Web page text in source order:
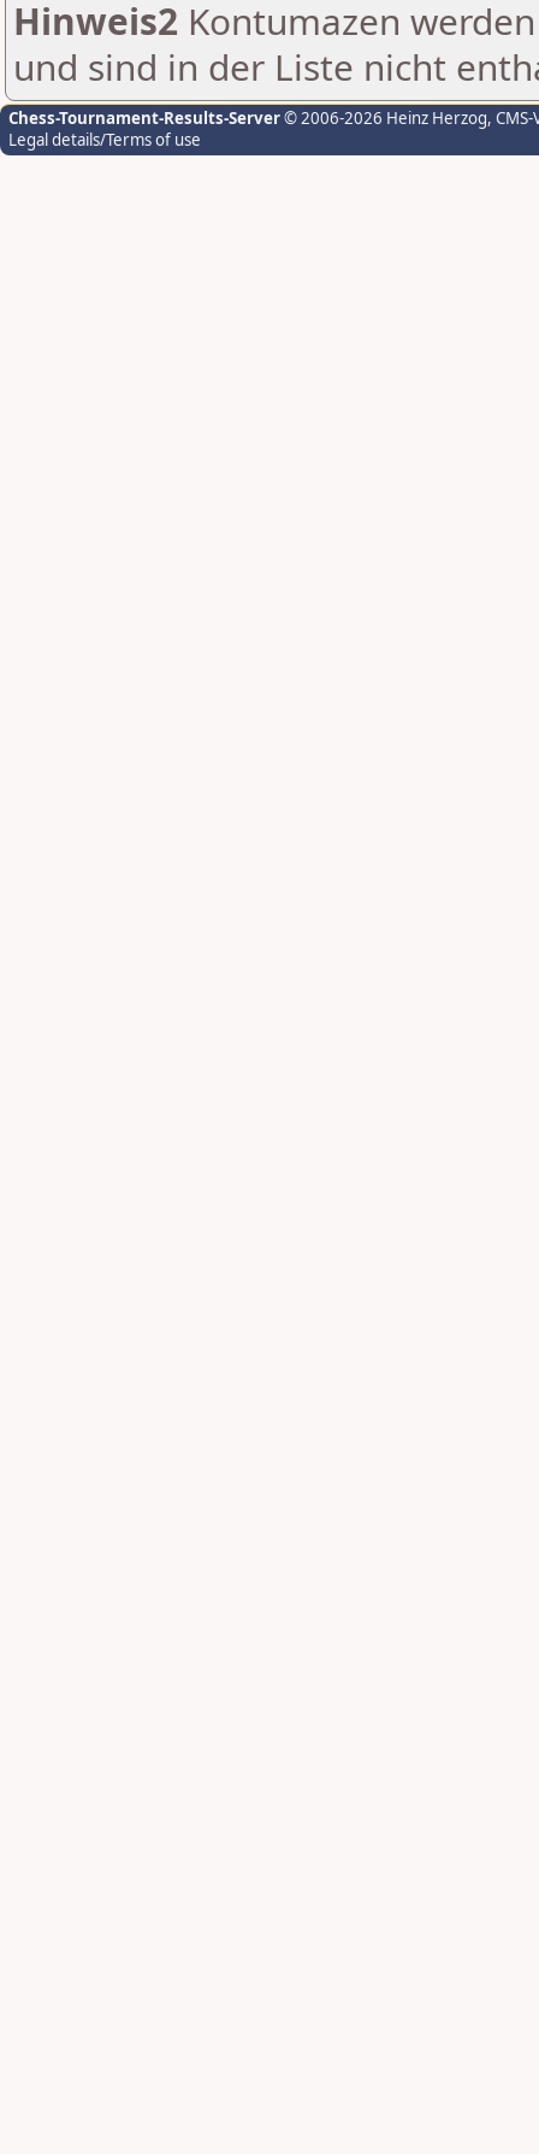
Hinweis2 Kontumazen
und sind in der Liste nicht
Chess-Tournament-Results-Server© 2006-2026 Heinz Herzog,
Legal details/Terms of use